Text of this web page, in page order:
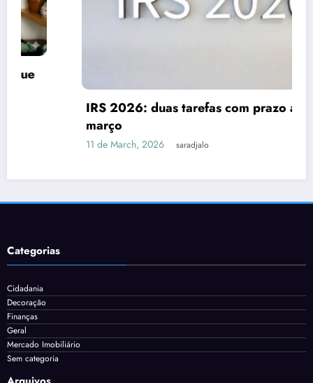
IRS 2026: duas tarefas com prazo até 31 de
11 de March, 2026 saradjalo
Categorias
Cidadania
Decoração
Finanças
Geral
Mercado Imobiliário
Sem categoria